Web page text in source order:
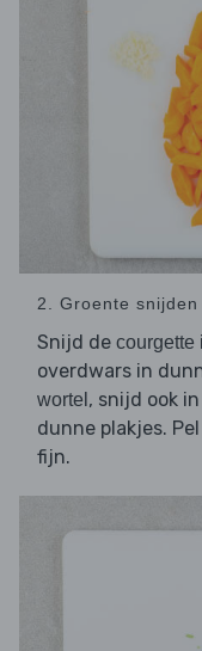
2. Groente snijden
Snijd de courgette
overdwars in
wortel , snijd ook
dunne plakjes.
fijn.